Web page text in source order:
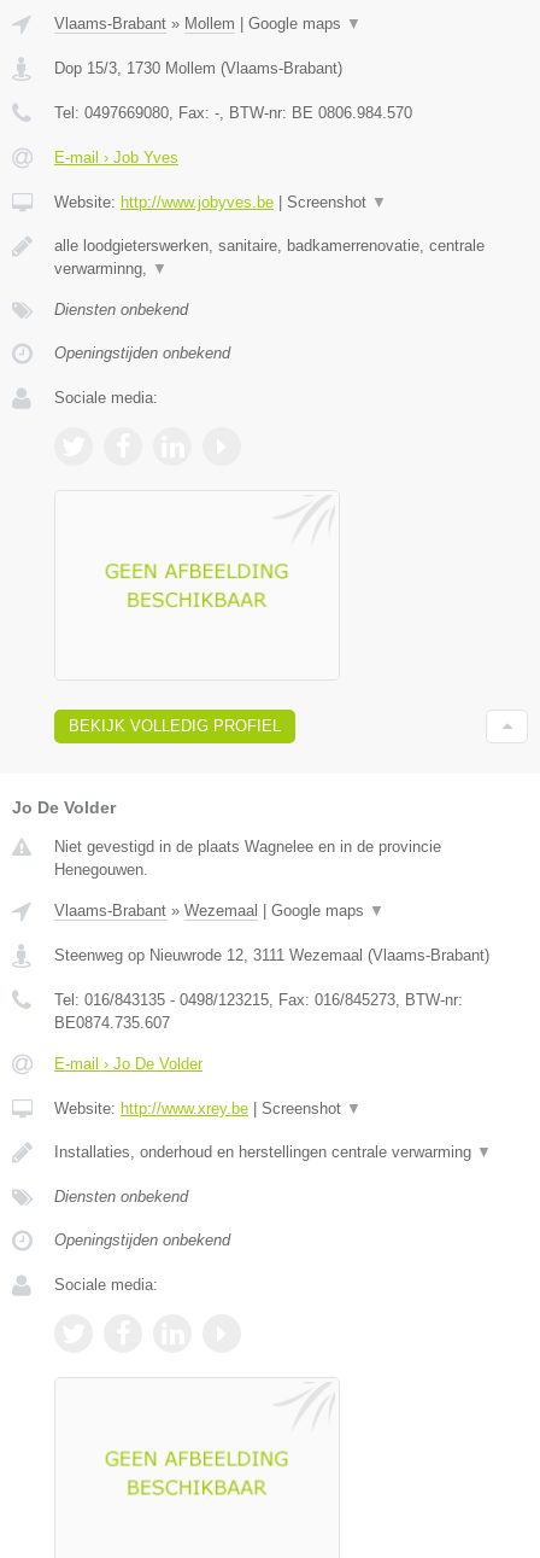
Vlaams-Brabant » Mollem Google maps ▼
Dop 15/3 1730 Mollem (Vlaams-Brabant)
Tel: 0497669080 , Fax: - , BTW-nr: BE 0806.984.570
E-mail › Job Yves
Website: http://www.jobyves.be Screenshot ▼
alle loodgieterswerken, sanitaire, badkamerrenovatie, centrale
verwarminng,
▼
Diensten onbekend
Openingstijden onbekend
Sociale media:
BEKIJK VOLLEDIG PROFIEL
Jo De Volder
Niet gevestigd in de plaats Wagnelee en in de provincie
Henegouwen.
Vlaams-Brabant » Wezemaal Google maps ▼
Steenweg op Nieuwrode 12, 3111 Wezemaal (Vlaams-Brabant)
Tel: 016/843135 - 0498/123215, Fax: 016/845273, BTW-nr:
BE0874.735.607
E-mail › Jo De Volder
Website: http://www.xrey.be Screenshot ▼
Installaties, onderhoud en herstellingen centrale verwarming ▼
Diensten onbekend
Openingstijden onbekend
Sociale media: